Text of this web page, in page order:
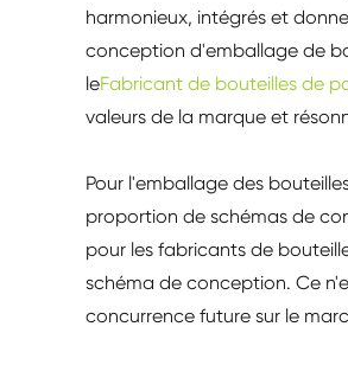
harmonieux, intégrés et
conception d'emballage de
leFabricant de bouteilles de
valeurs de la marque et
Pour l'emballage des
proportion de schémas de
pour les fabricants de
schéma de conception. Ce
concurrence future sur le